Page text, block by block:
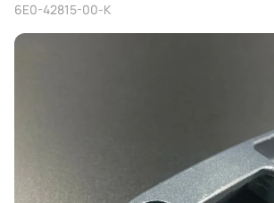
6E0-42815-00-K